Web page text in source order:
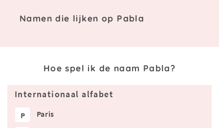
Namen die lijken op Pabla
Hoe spel ik de naam Pabla?
Internationaal alfabet
P Paris